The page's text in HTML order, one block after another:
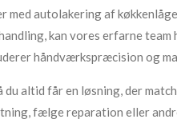
autolakering af
kan vores erfarne
håndværkspræcision og
altid får en løsning, der
fælge reparation eller